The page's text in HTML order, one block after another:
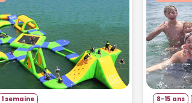
1 semaine 8-15 ans